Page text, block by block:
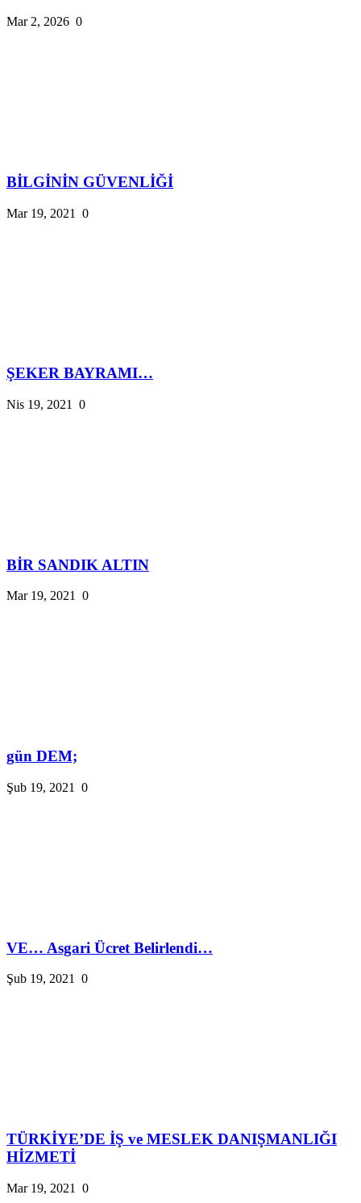
Mar 2, 2026 0
BİLGİNİN GÜVENLİĞİ
Mar 19, 2021 0
ŞEKER BAYRAMI…
Nis 19, 2021 0
BİR SANDIK ALTIN
Mar 19, 2021 0
gün DEM;
Şub 19, 2021 0
VE… Asgari Ücret Belirlendi…
Şub 19, 2021 0
TÜRKİYE’DE İŞ ve MESLEK DANIŞMANLIĞI
HİZMETİ
Mar 19, 2021 0